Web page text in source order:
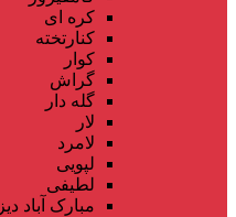
کره ای
کنارتخته
کوار
گراش
گله دار
لار
لامرد
لپویی
لطیفی
مبارک آباد دیز